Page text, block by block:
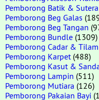
Pemborong Batik & Sutera
Pemborong Beg Galas
Pemborong Beg Tangan
Pemborong Bundle (1309)
Pemborong Cadar & Tilam
Pemborong Karpet (488)
Pemborong Kasut &
Pemborong Lampin (511)
Pemborong Mutiara (126)
Pemborong Pakaian Bayi